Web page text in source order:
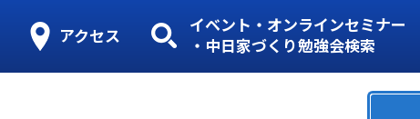
アクセス
イベント・オンラインセミナー
・中日家づくり勉強会検索